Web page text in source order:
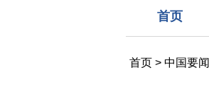
首页
首页 > 中国要闻